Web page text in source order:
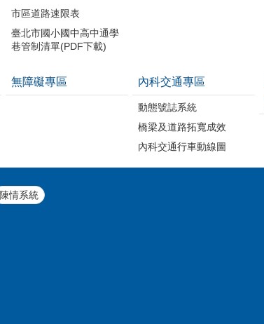
市區道路速限表
臺北市國小國中高中通學
巷管制清單(PDF下載)
無障礙專區 內科交通專區
動態號誌系統
橋梁及道路拓寬成效
內科交通行車動線圖
陳情系統